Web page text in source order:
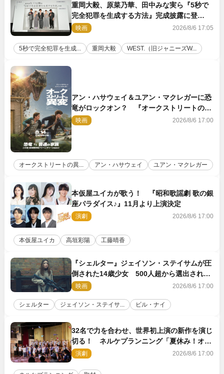
重岡大毅、原菜乃華、田中みな実ら『5秒で
完全犯罪を生成する方法』完成披露に登
壇！ それぞれのAI活用術も発表
映画 2026/8/6 17:05
5秒で完全犯罪を生成... 重岡大毅 WEST.（旧ジャニーズW...
アン・ハサウェイ＆ユアン・マクレガーに恐
竜がロックオン？ 『オークストリートの異
変』新ビジュアル＆本編映像初解禁
映画 2026/8/6 17:00
オークストリートの異... アン・ハサウェイ ユアン・マクレガー
本仮屋ユイカが歌う！ 『昭和歌謡劇 歌の銀
座パラダイス♪』11月より上演決定
演劇 2026/8/6 17:00
本仮屋ユイカ 高垣彩陽 工藤晴香
『シェルター』ジェイソン・ステイサムが圧
倒された14歳少女 500人超から選出された
新鋭ボディ・レイ・ブレスナックとは
映画 2026/8/6 17:00
シェルター ジェイソン・ステイサ... ビル・ナイ
32名で力を合わせ、世界初上演の新作を演じ
切る！ ネルケプランニング「夏休み！オ
ン・ワークショップ2026」レポート【最終
日】
演劇 2026/8/6 17:00